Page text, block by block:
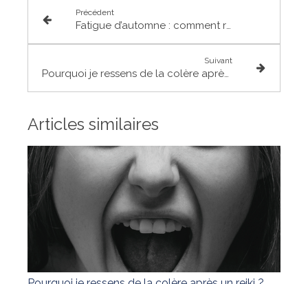
Précédent
Fatigue d’automne : comment retrouver son énergie naturellement ?
Suivant
Pourquoi je ressens de la colère après un reiki ? Comprendre la libération émotionnelle.
Articles similaires